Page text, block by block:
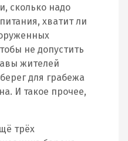
сколько надо
хватит ли
не допустить
жителей
для грабежа
И такое прочее,
трёх